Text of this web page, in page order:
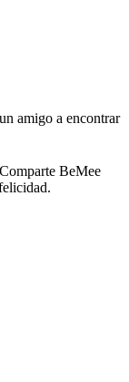
amigo a encontrar
BeMee